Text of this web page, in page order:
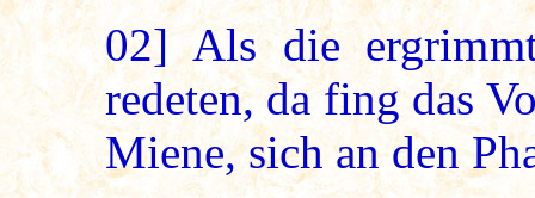
02] Als die
redeten, da fing das
Miene, sich an den